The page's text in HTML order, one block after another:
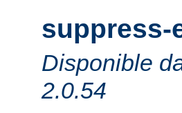
suppress-
Disponible
2.0.54